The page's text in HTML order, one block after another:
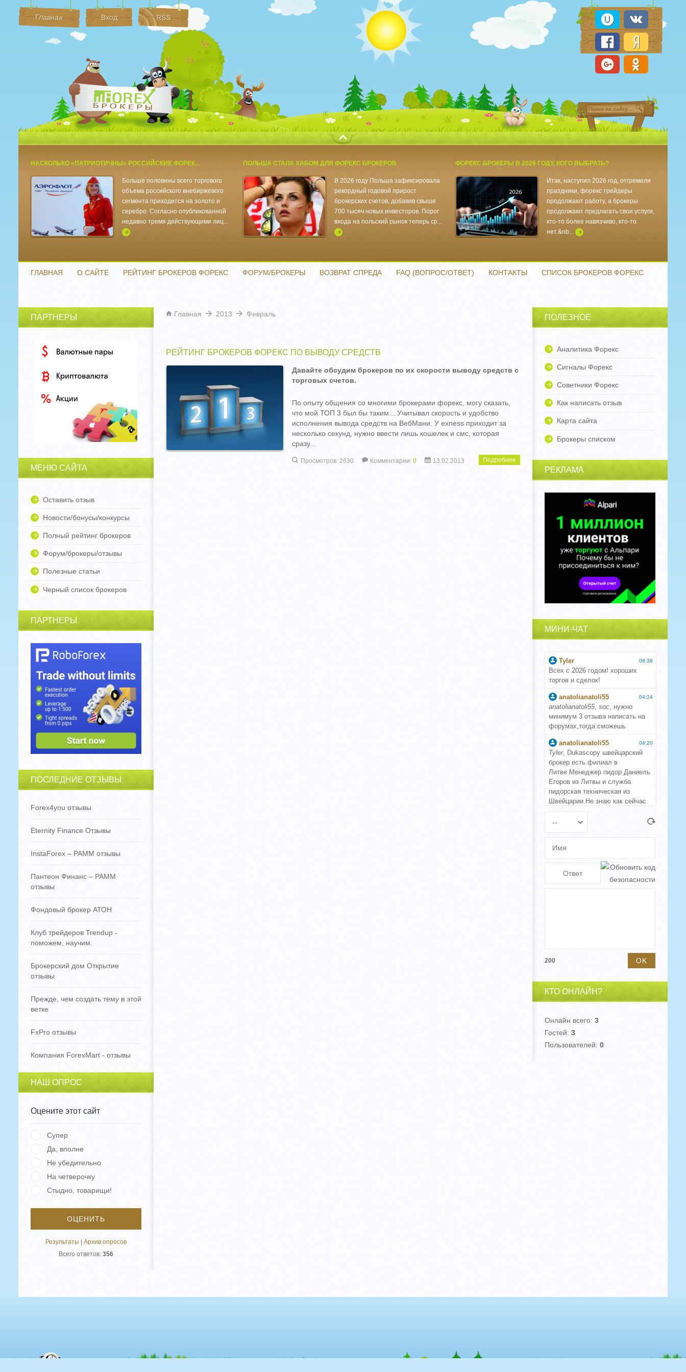
Главная Вход RSS
Брокеры Форекс
НАСКОЛЬКО «ПАТРИОТИЧНЫ» РОССИЙСКИЕ ФОРЕК...
Больше половины всего торгового
объема российского внебиржевого
сегмента приходится на золото и
серебро. Согласно опубликованной
недавно тремя действующими лиц...
ПОЛЬША СТАЛА ХАБОМ ДЛЯ ФОРЕКС БРОКЕРОВ
В 2026 году Польша зафиксировала
рекордный годовой прирост
брокерских счетов, добавив свыше
700 тысяч новых инвесторов. Порог
входа на польский рынок теперь ср...
ФОРЕКС БРОКЕРЫ В 2026 ГОДУ, КОГО ВЫБРАТЬ?
Итак, наступил 2026 год, отгремели
праздники, форекс трейдеры
продолжают работу, а брокеры
продолжают предлагать свои услуги,
кто-то более навязчиво, кто-то
нет.&nb...
ГЛАВНАЯ О САЙТЕ РЕЙТИНГ БРОКЕРОВ ФОРЕКС ФОРУМ/БРОКЕРЫ ВОЗВРАТ СПРЕДА FAQ (ВОПРОС/ОТВЕТ) КОНТАКТЫ СПИСОК БРОКЕРОВ ФОРЕКС
Главная 2013 Февраль
РЕЙТИНГ БРОКЕРОВ ФОРЕКС ПО ВЫВОДУ СРЕДСТВ
Давайте обсудим брокеров по их скорости выводу средств с
торговых счетов.
По опыту общения со многими брокерами форекс, могу сказать,
что мой ТОП 3 был бы таким... Учитывал скорость и удобство
исполнения вывода средств на ВебМани. У exness приходит за
несколько секунд, нужно ввести лишь кошелек и смс, которая
сразу...
Просмотров: 2630 Комментарии: 0 13.02.2013 Подробнее
ПАРТНЕРЫ
МЕНЮ САЙТА
Оставить отзыв
Новости/бонусы/конкурсы
Полный рейтинг брокеров
Форум/брокеры/отзывы
Полезные статьи
Черный список брокеров
ПАРТНЕРЫ
ПОСЛЕДНИЕ ОТЗЫВЫ
Forex4you отзывы
Eternity Finance Отзывы
InstaForex – PAMM отзывы
Пантеон Финанс – PAMM
отзывы
Фондовый брокер АТОН
Клуб трейдеров Trendup -
поможем, научим.
Брокерский дом Открытие
отзывы
Прежде, чем создать тему в этой
ветке
FxPro отзывы
Компания ForexMart - отзывы
НАШ ОПРОС
Оцените этот сайт
Супер
Да, вполне
Не убедительно
На четверочку
Стыдно, товарищи!
Результаты
Архив опросов
Всего ответов: 356
ПОЛЕЗНОЕ
Аналитика Форекс
Сигналы Форекс
Советники Форекс
Как написать отзыв
Карта сайта
Брокеры списком
РЕКЛАМА
МИНИ-ЧАТ
200
КТО ОНЛАЙН?
Онлайн всего: 3
Гостей: 3
Пользователей: 0